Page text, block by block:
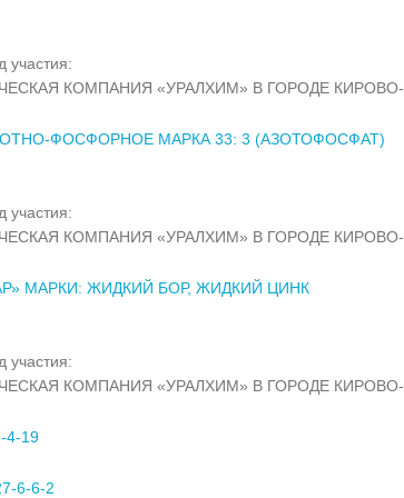
участия:
КОМПАНИЯ «УРАЛХИМ» В ГОРОДЕ КИРОВО-
ФОСФОРНОЕ МАРКА 33: 3 (АЗОТОФОСФАТ)
участия:
КОМПАНИЯ «УРАЛХИМ» В ГОРОДЕ КИРОВО-
МАРКИ: ЖИДКИЙ БОР, ЖИДКИЙ ЦИНК
участия:
КОМПАНИЯ «УРАЛХИМ» В ГОРОДЕ КИРОВО-
4-19
6-6-2